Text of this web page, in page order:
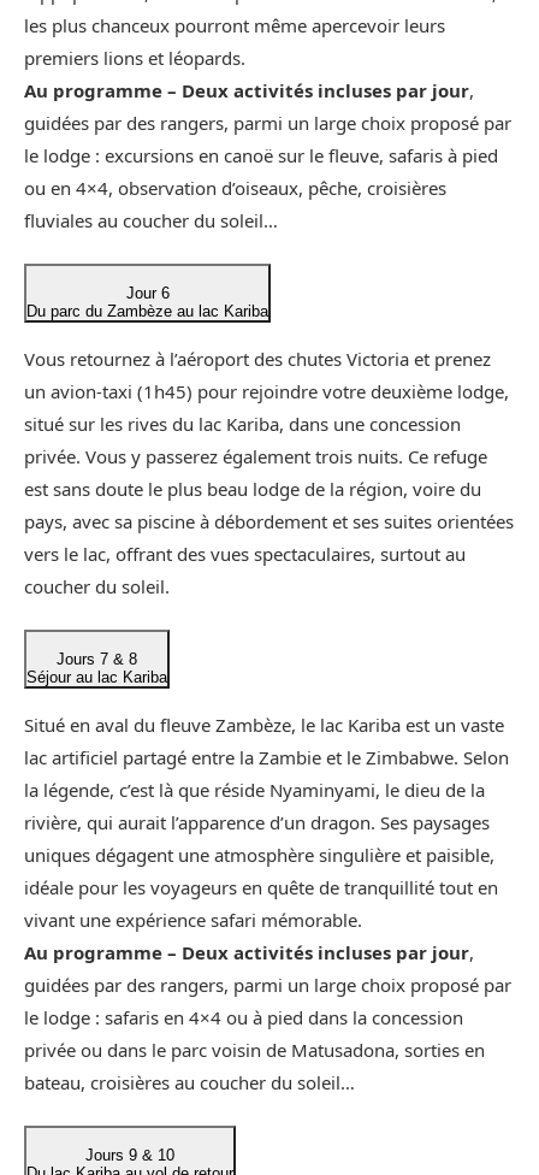
les plus chanceux pourront même apercevoir leurs
premiers lions et léopards.
Au programme – Deux activités incluses par jour,
guidées par des rangers, parmi un large choix proposé par
le lodge : excursions en canoë sur le fleuve, safaris à pied
ou en 4×4, observation d’oiseaux, pêche, croisières
fluviales au coucher du soleil…
Jour 6
Du parc du Zambèze au lac Kariba
Vous retournez à l’aéroport des chutes Victoria et prenez
un avion-taxi (1h45) pour rejoindre votre deuxième lodge,
situé sur les rives du lac Kariba, dans une concession
privée. Vous y passerez également trois nuits. Ce refuge
est sans doute le plus beau lodge de la région, voire du
pays, avec sa piscine à débordement et ses suites orientées
vers le lac, offrant des vues spectaculaires, surtout au
coucher du soleil.
Jours 7 & 8
Séjour au lac Kariba
Situé en aval du fleuve Zambèze, le lac Kariba est un vaste
lac artificiel partagé entre la Zambie et le Zimbabwe. Selon
la légende, c’est là que réside Nyaminyami, le dieu de la
rivière, qui aurait l’apparence d’un dragon. Ses paysages
uniques dégagent une atmosphère singulière et paisible,
idéale pour les voyageurs en quête de tranquillité tout en
vivant une expérience safari mémorable.
Au programme – Deux activités incluses par jour,
guidées par des rangers, parmi un large choix proposé par
le lodge : safaris en 4×4 ou à pied dans la concession
privée ou dans le parc voisin de Matusadona, sorties en
bateau, croisières au coucher du soleil…
Jours 9 & 10